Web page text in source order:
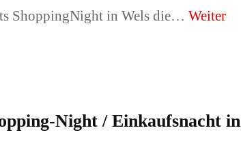
ShoppingNight in Wels die… Weiter
Night / Einkaufsnacht in